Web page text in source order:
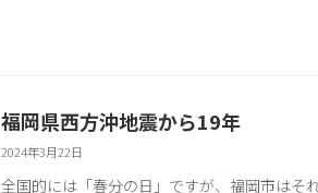
福岡県西方沖地震から19年
2024年3月22日
全国的には「春分の日」ですが、福岡市はそ